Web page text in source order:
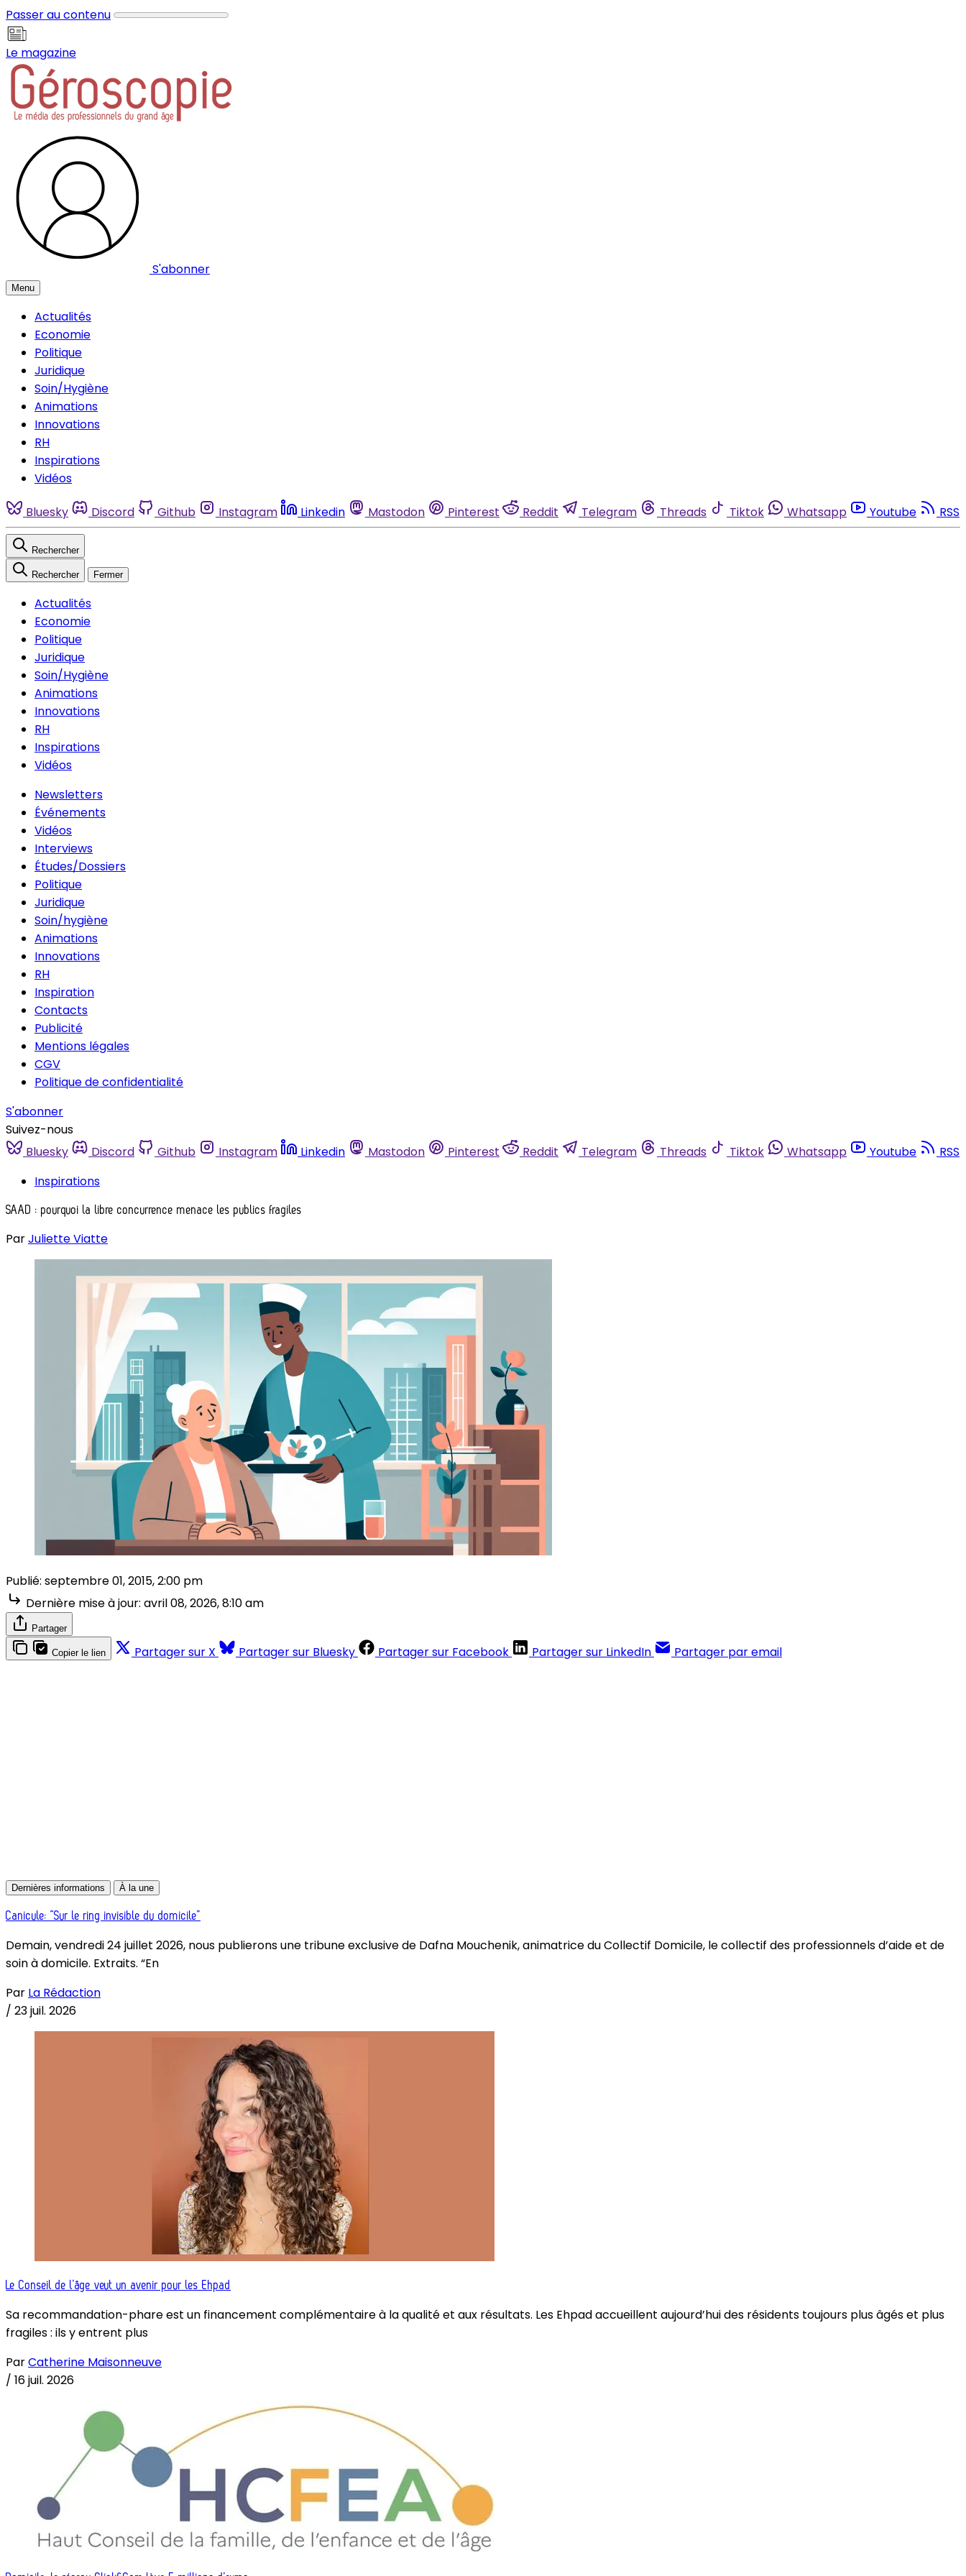
Passer au contenu
Le magazine
S'abonner
Menu
Actualités
Economie
Politique
Juridique
Soin/Hygiène
Animations
Innovations
RH
Inspirations
Vidéos
Bluesky Discord Github Instagram Linkedin Mastodon Pinterest Reddit Telegram Threads Tiktok Whatsapp Youtube RSS
Rechercher
Rechercher Fermer
Actualités
Economie
Politique
Juridique
Soin/Hygiène
Animations
Innovations
RH
Inspirations
Vidéos
Newsletters
Événements
Vidéos
Interviews
Études/Dossiers
Politique
Juridique
Soin/hygiène
Animations
Innovations
RH
Inspiration
Contacts
Publicité
Mentions légales
CGV
Politique de confidentialité
S'abonner
Suivez-nous
Bluesky
Discord Github Instagram Linkedin Mastodon Pinterest Reddit Telegram Threads Tiktok Whatsapp Youtube
RSS
Inspirations
SAAD : pourquoi la libre concurrence menace les publics fragiles
ParJuliette Viatte
Publié: septembre 01, 2015, 2:00 pm
Dernière mise à jour: avril 08, 2026, 8:10 am
Partager
Copier le lien Partager sur X Partager sur Bluesky Partager sur Facebook Partager sur LinkedIn Partager par email
Dernières informations À la une
Canicule: “Sur le ring invisible du domicile”
Demain, vendredi 24 juillet 2026, nous publierons une tribune exclusive de Dafna Mouchenik, animatrice du Collectif Domicile, le collectif des professionnels d’aide et de
soin à domicile. Extraits. “En
Par La Rédaction
/ 23 juil. 2026
Le Conseil de l’âge veut un avenir pour les Ehpad
Sa recommandation-phare est un financement complémentaire à la qualité et aux résultats. Les Ehpad accueillent aujourd’hui des résidents toujours plus âgés et plus
fragiles : ils y entrent plus
ParCatherine Maisonneuve
/ 16 juil. 2026
Panneau de gestion des cookies